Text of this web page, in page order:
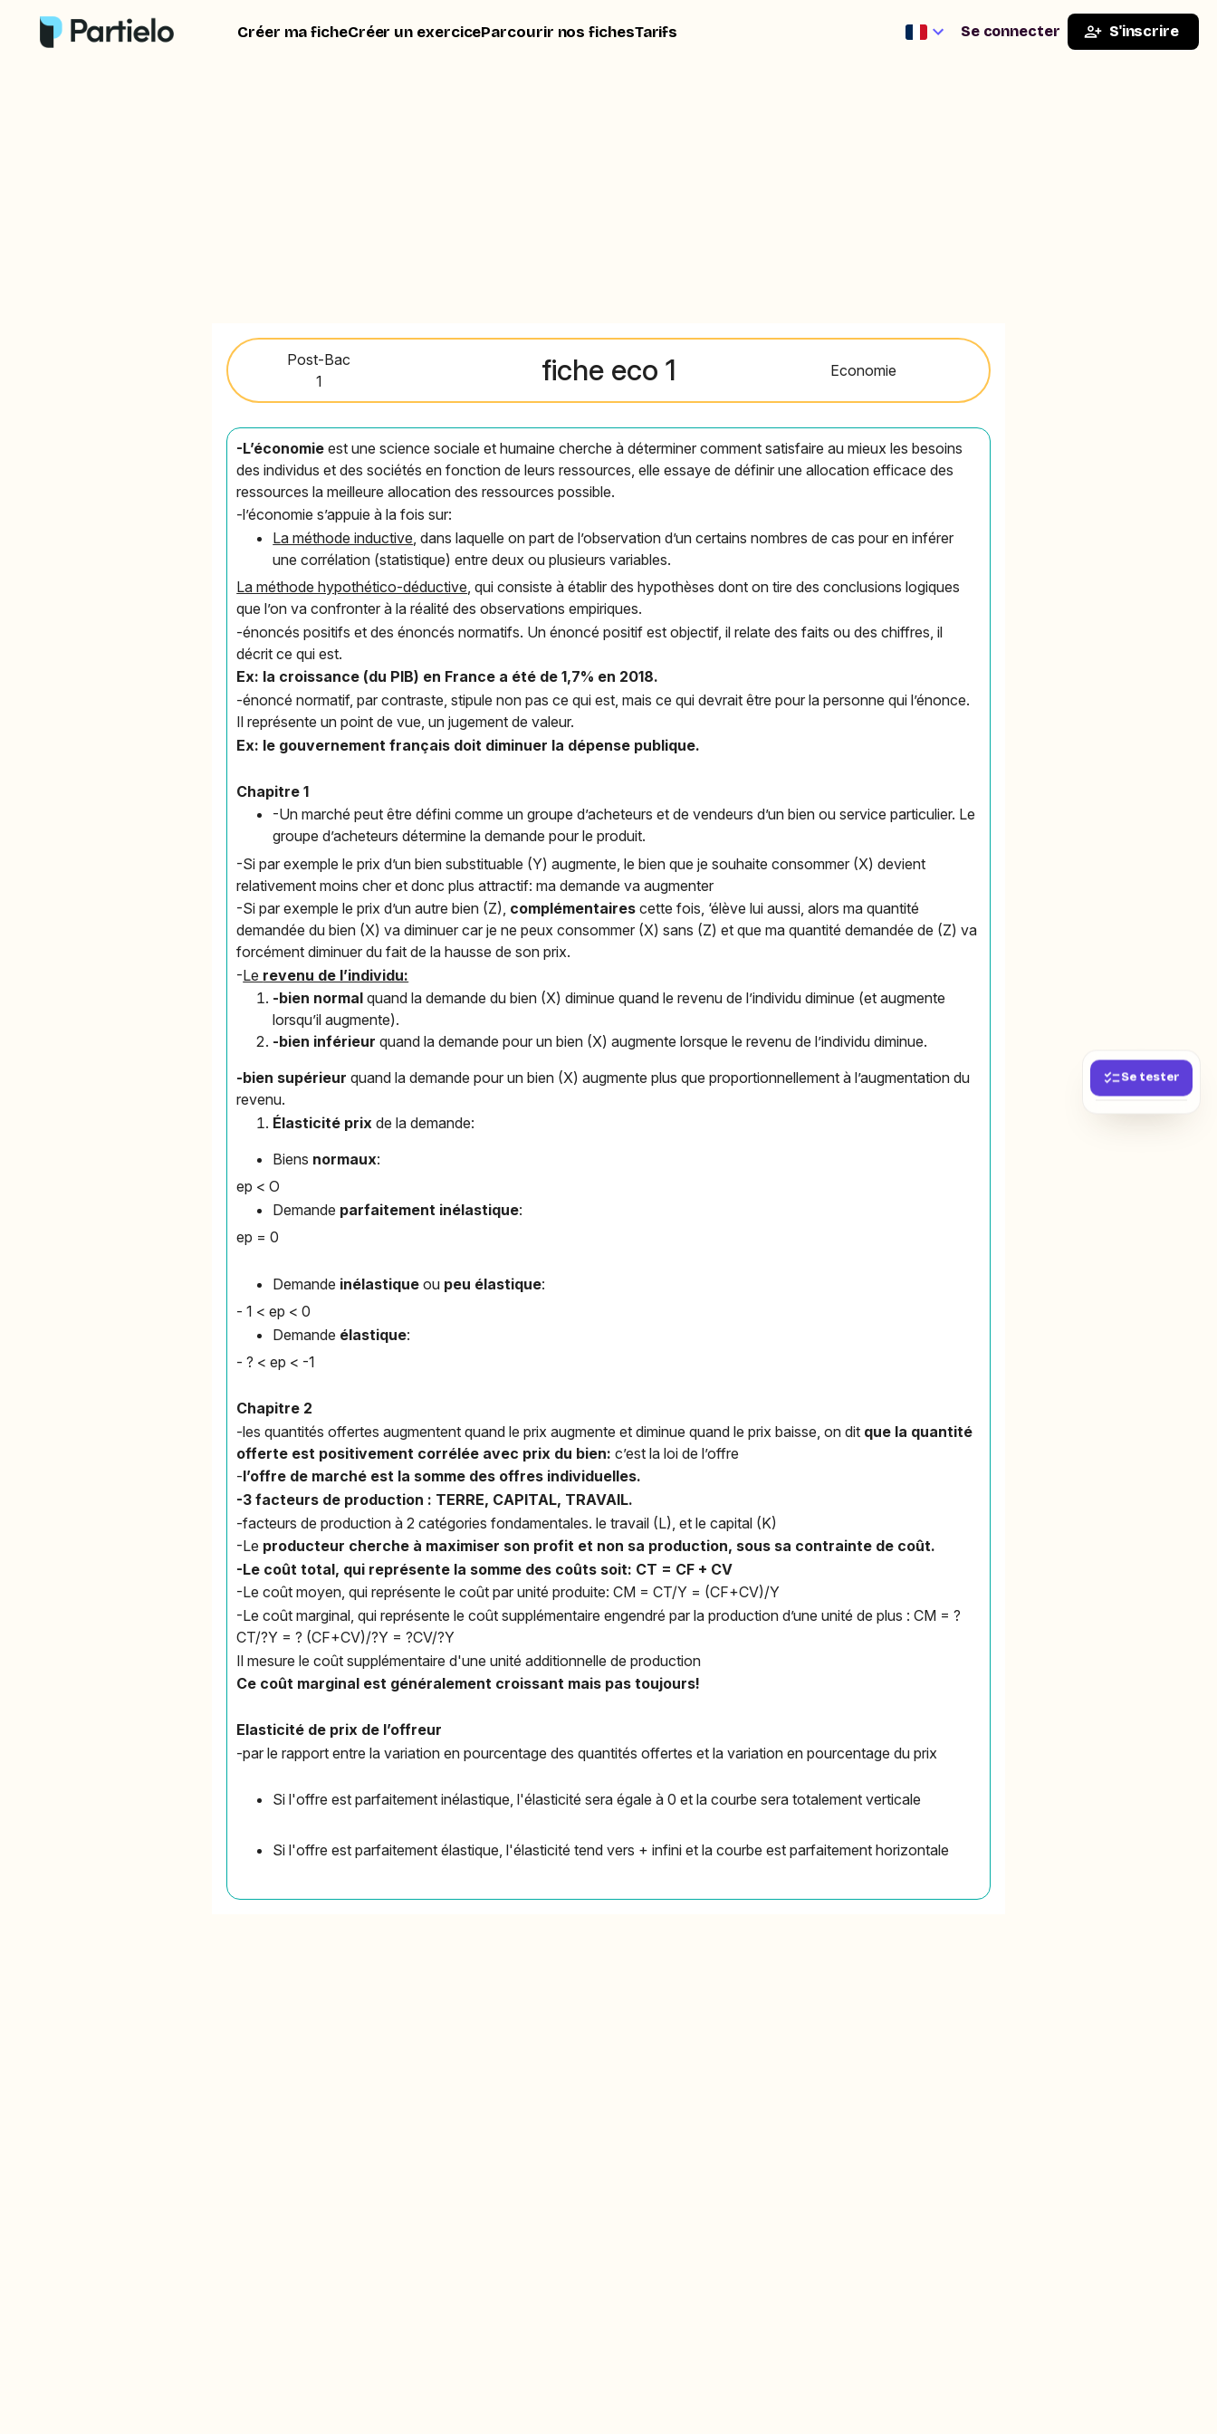
Créer ma ficheCréer un exerciceParcourir nos fichesTarifs Se connecter S'inscrire
Se tester
Post-Bac
1
fiche eco 1 Economie
-L’économie est une science sociale et humaine cherche à déterminer comment satisfaire au mieux les besoins
des individus et des sociétés en fonction de leurs ressources, elle essaye de définir une allocation efficace des
ressources la meilleure allocation des ressources possible.
-l’économie s’appuie à la fois sur:
La méthode inductive , dans laquelle on part de l’observation d’un certains nombres de cas pour en inférer
une corrélation (statistique) entre deux ou plusieurs variables.
La méthode hypothético-déductive, qui consiste à établir des hypothèses dont on tire des conclusions logiques
que l’on va confronter à la réalité des observations empiriques.
-énoncés positifs et des énoncés normatifs. Un énoncé positif est objectif, il relate des faits ou des chiffres, il
décrit ce qui est.
Ex: la croissance (du PIB) en France a été de 1,7% en 2018.
-énoncé normatif, par contraste, stipule non pas ce qui est, mais ce qui devrait être pour la personne qui l’énonce.
Il représente un point de vue, un jugement de valeur.
Ex: le gouvernement français doit diminuer la dépense publique.
Chapitre 1
-Un marché peut être défini comme un groupe d’acheteurs et de vendeurs d’un bien ou service particulier. Le
groupe d’acheteurs détermine la demande pour le produit.
-Si par exemple le prix d’un bien substituable (Y) augmente, le bien que je souhaite consommer (X) devient
relativement moins cher et donc plus attractif: ma demande va augmenter
-Si par exemple le prix d’un autre bien (Z), complémentaires cette fois, ‘élève lui aussi, alors ma quantité
demandée du bien (X) va diminuer car je ne peux consommer (X) sans (Z) et que ma quantité demandée de (Z) va
forcément diminuer du fait de la hausse de son prix.
-Le revenu de l’individu:
-bien normal quand la demande du bien (X) diminue quand le revenu de l’individu diminue (et augmente
lorsqu’il augmente).
-bien inférieur quand la demande pour un bien (X) augmente lorsque le revenu de l’individu diminue.
-bien supérieur quand la demande pour un bien (X) augmente plus que proportionnellement à l’augmentation du
revenu.
Élasticité prix de la demande:
Biens normaux:
ep < O
Demande parfaitement inélastique:
ep = 0
Demande inélastique ou peu élastique:
- 1 < ep < 0
Demande élastique:
- ? < ep < -1
Chapitre 2
-les quantités offertes augmentent quand le prix augmente et diminue quand le prix baisse, on dit que la quantité
offerte est positivement corrélée avec prix du bien:c’est la loi de l’offre
-l’offre de marché est la somme des offres individuelles.
-3 facteurs de production : TERRE, CAPITAL, TRAVAIL.
-facteurs de production à 2 catégories fondamentales. le travail (L), et le capital (K)
-Le producteur cherche à maximiser son profit et non sa production, sous sa contrainte de coût.
-Le coût total, qui représente la somme des coûts soit: CT = CF + CV
-Le coût moyen, qui représente le coût par unité produite: CM = CT/Y = (CF+CV)/Y
-Le coût marginal, qui représente le coût supplémentaire engendré par la production d’une unité de plus : CM = ?
CT/?Y = ? (CF+CV)/?Y = ?CV/?Y
Il mesure le coût supplémentaire d'une unité additionnelle de production
Ce coût marginal est généralement croissant mais pas toujours!
Elasticité de prix de l’offreur
-par le rapport entre la variation en pourcentage des quantités offertes et la variation en pourcentage du prix
Si l'offre est parfaitement inélastique, l'élasticité sera égale à 0 et la courbe sera totalement verticale
Si l'offre est parfaitement élastique, l'élasticité tend vers + infini et la courbe est parfaitement horizontale